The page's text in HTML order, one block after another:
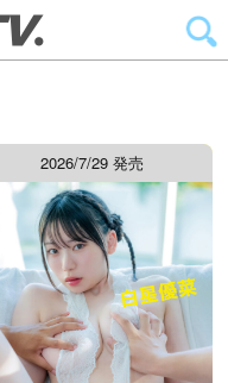
2026/7/29 発売